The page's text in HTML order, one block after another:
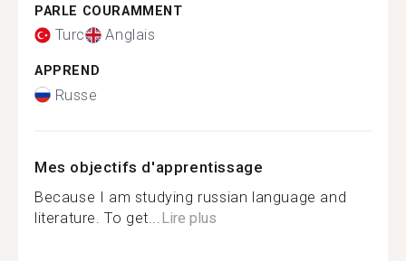
PARLE COURAMMENT
Turc Anglais
APPREND
Russe
Mes objectifs d'apprentissage
Because I am studying russian language and
literature. To get... Lire plus